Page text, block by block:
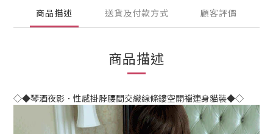
商品描述 送貨及付款方式 顧客評價
商品描述
◇◆琴酒夜影．性感掛脖腰間交織線條鏤空開襠連身貓裝◆◇